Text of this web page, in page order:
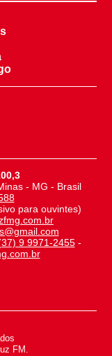
- MG - Brasil
para ouvintes)
9 9971-2455-
FM.